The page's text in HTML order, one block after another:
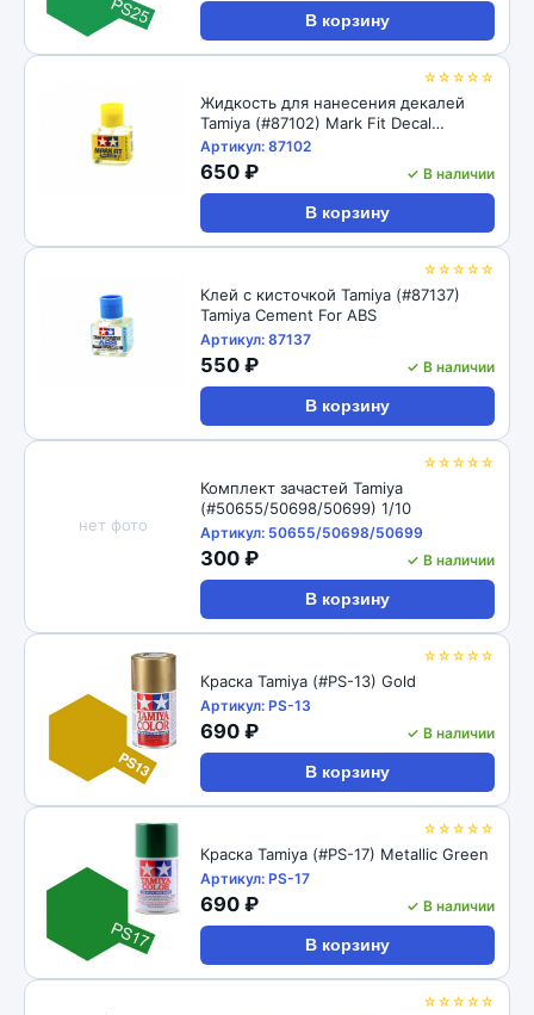
В корзину
☆☆☆☆☆
Жидкость для нанесения декалей
Tamiya (#87102) Mark Fit Decal
Solution
Артикул: 87102
650 ₽ ✓ В наличии
В корзину
☆☆☆☆☆
Клей с кисточкой Tamiya (#87137)
Tamiya Cement For ABS
Артикул: 87137
550 ₽ ✓ В наличии
В корзину
☆☆☆☆☆
нет фото
Комплект зачастей Tamiya
(#50655/50698/50699) 1/10
Артикул: 50655/50698/50699
300 ₽ ✓ В наличии
В корзину
☆☆☆☆☆
Краска Tamiya (#PS-13) Gold
Артикул: PS-13
690 ₽ ✓ В наличии
В корзину
☆☆☆☆☆
Краска Tamiya (#PS-17) Metallic Green
Артикул: PS-17
690 ₽ ✓ В наличии
В корзину
☆☆☆☆☆